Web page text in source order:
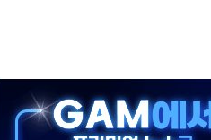
600 지수는 나흘 연속 최고치
설 자체 억지력 강화